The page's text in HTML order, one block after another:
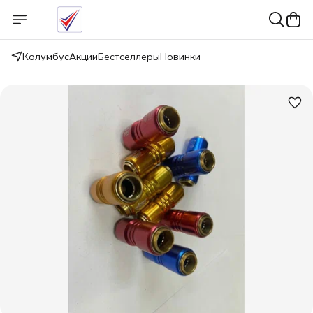
КолумбусАкцииБестселлерыНовинки